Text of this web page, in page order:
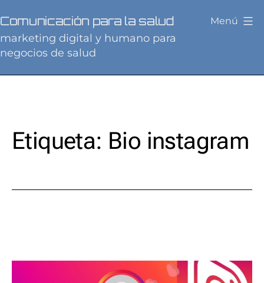
al
contenido
Comunicación para la salud
marketing digital y humano para
negocios de salud
Menú
Etiqueta: Bio instagram